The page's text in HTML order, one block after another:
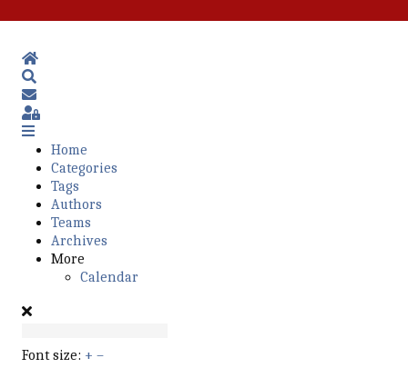
Home
Subscribe to blog
Sign In
Home
Categories
Tags
Authors
Teams
Archives
More
Calendar
Font size: + –